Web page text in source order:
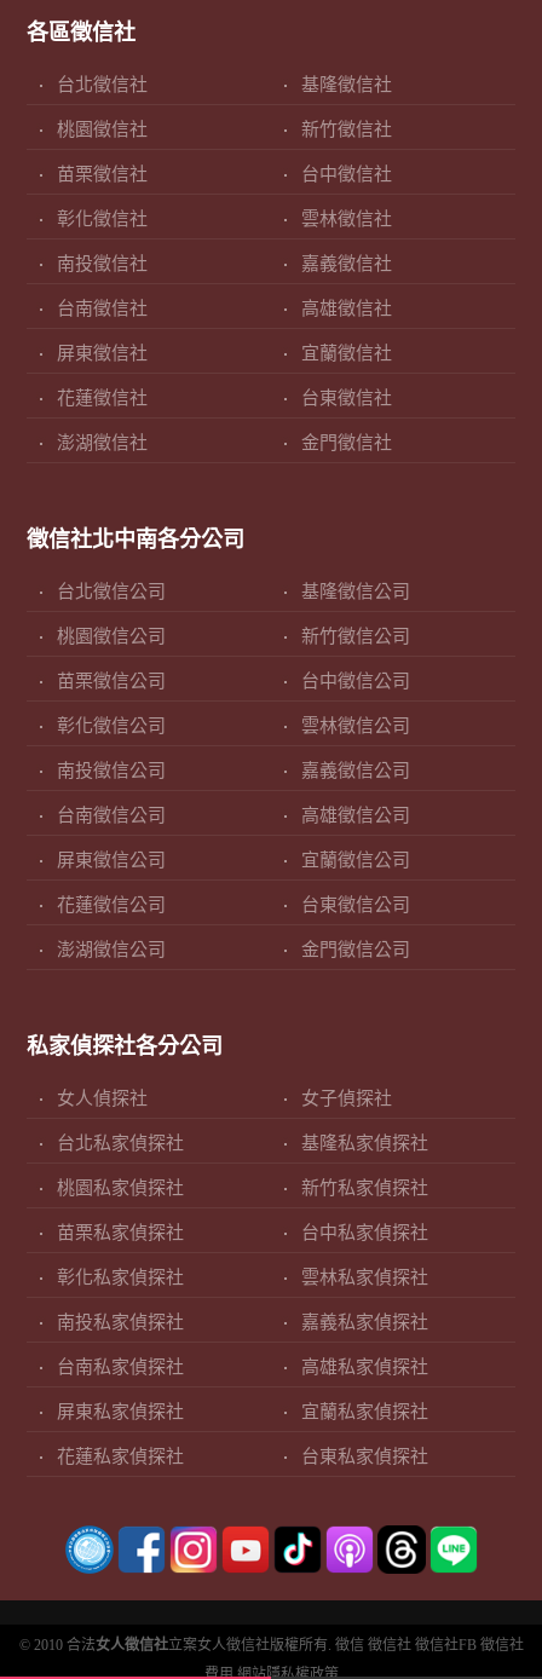
各區徵信社
台北徵信社 基隆徵信社
桃園徵信社 新竹徵信社
苗栗徵信社 台中徵信社
彰化徵信社 雲林徵信社
南投徵信社 嘉義徵信社
台南徵信社 高雄徵信社
屏東徵信社 宜蘭徵信社
花蓮徵信社 台東徵信社
澎湖徵信社 金門徵信社
徵信社北中南各分公司
台北徵信公司 基隆徵信公司
桃園徵信公司 新竹徵信公司
苗栗徵信公司 台中徵信公司
彰化徵信公司 雲林徵信公司
南投徵信公司 嘉義徵信公司
台南徵信公司 高雄徵信公司
屏東徵信公司 宜蘭徵信公司
花蓮徵信公司 台東徵信公司
澎湖徵信公司 金門徵信公司
私家偵探社各分公司
女人偵探社 女子偵探社
台北私家偵探社 基隆私家偵探社
桃園私家偵探社 新竹私家偵探社
苗栗私家偵探社 台中私家偵探社
彰化私家偵探社 雲林私家偵探社
南投私家偵探社 嘉義私家偵探社
台南私家偵探社 高雄私家偵探社
屏東私家偵探社 宜蘭私家偵探社
花蓮私家偵探社 台東私家偵探社
© 2010 合法女人徵信社立案女人徵信社版權所有. 徵信 徵信社 徵信社FB 徵信社
費用 網站隱私權政策